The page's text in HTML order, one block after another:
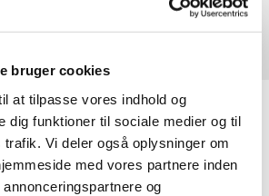
bruger cookies
at tilpasse vores indhold og
dig funktioner til sociale medier og til
Vi deler også oplysninger om
med vores partnere inden
og
handler vi primært med nye og